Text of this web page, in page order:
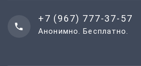
+7 (967) 777-37-57
Анонимно. Бесплатно.